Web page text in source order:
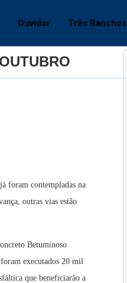
Ouvidor Três Ranchos
foram contempladas na
outras vias estão
Betuminoso
executados 20 mil
que beneficiarão a